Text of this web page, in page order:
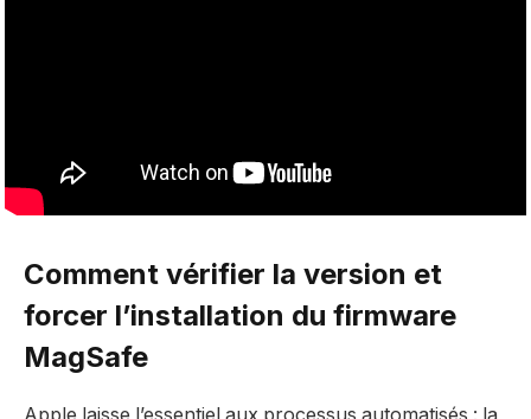
Comment vérifier la version et
forcer l’installation du firmware
MagSafe